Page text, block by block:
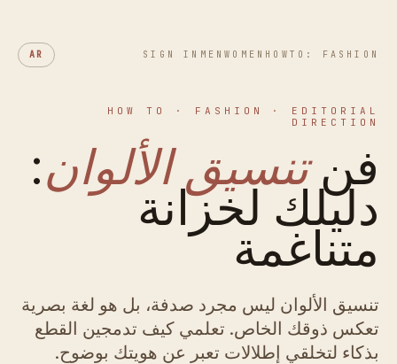
HOWTO: FASHION
WOMEN
MEN
SIGN IN
AR
HOW TO · FASHION · EDITORIAL
DIRECTION
فنتنسيق الألوان:
دليلك لخزانة
متناغمة
تنسيق الألوان ليس مجرد صدفة، بل هو لغة بصرية
تعكس ذوقك الخاص. تعلمي كيف تدمجين القطع
بذكاء لتخلقي إطلالات تعبر عن هويتك بوضوح.